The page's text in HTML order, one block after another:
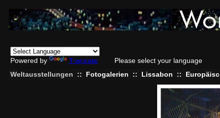
Powered by Translate
Please select your language
Weltausstellungen
:: Fotogalerien :: Lissabon ::